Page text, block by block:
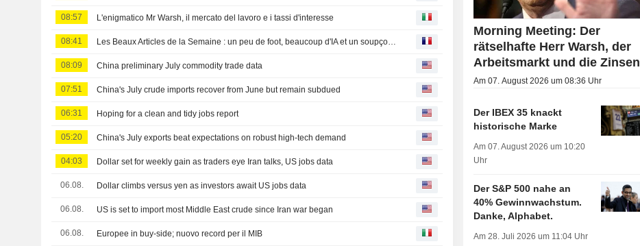
08:57 L'enigmatico Mr Warsh, il mercato del lavoro e i tassi d'interesse
08:41 Les Beaux Articles de la Semaine : un peu de foot, beaucoup d'IA et un soupçon de complotisme
08:09 China preliminary July commodity trade data
07:51 China's July crude imports recover from June but remain subdued
06:31 Hoping for a clean and tidy jobs report
05:20 China's July exports beat expectations on robust high-tech demand
04:03 Dollar set for weekly gain as traders eye Iran talks, US jobs data
06.08. Dollar climbs versus yen as investors await US jobs data
06.08. US is set to import most Middle East crude since Iran war began
06.08. Europee in buy-side; nuovo record per il MIB
Morning Meeting: Der
rätselhafte Herr Warsh, der
Arbeitsmarkt und die Zinsen
Am 07. August 2026 um 08:36 Uhr
Der IBEX 35 knackt
historische Marke
Am 07. August 2026 um 10:20
Uhr
Der S&P 500 nahe an
40% Gewinnwachstum.
Danke, Alphabet.
Am 28. Juli 2026 um 11:04 Uhr